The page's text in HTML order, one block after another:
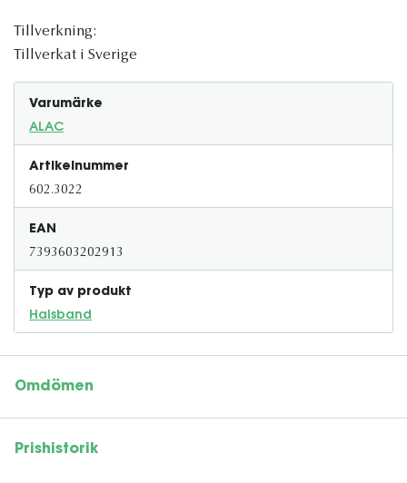
Tillverkning:
Tillverkat i Sverige
Varumärke
ALAC
Artikelnummer
602.3022
EAN
7393603202913
Typ av produkt
Halsband
Omdömen
Prishistorik